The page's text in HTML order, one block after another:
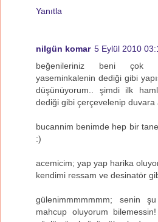
Yanıtla
nilgün komar 5 Eylül 2010
beğenileriniz beni çok
yaseminkalenin dediği gibi
düşünüyorum.. şimdi ilk
dediği gibi çerçevelenip duvara
bucannim benimde hep bir
:)
acemicim; yap yap harika
kendimi ressam ve desinatör
gülenimmmmmmm; senin
mahcup oluyorum